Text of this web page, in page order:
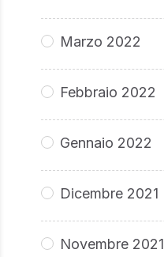
Marzo 2022
Febbraio 2022
Gennaio 2022
Dicembre 2021
Novembre 2021